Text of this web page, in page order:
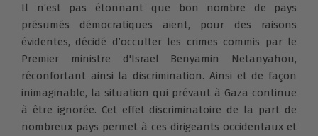
Il n’est pas étonnant que bon nombre de pays
présumés démocratiques aient, pour des raisons
évidentes, décidé d’occulter les crimes commis par le
Premier ministre d'Israël Benyamin Netanyahou,
réconfortant ainsi la discrimination. Ainsi et de façon
inimaginable, la situation qui prévaut à Gaza continue
à être ignorée. Cet effet discriminatoire de la part de
nombreux pays permet à ces dirigeants occidentaux et